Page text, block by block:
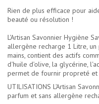
Rien de plus efficace pour
beauté ou résolution !
L'Artisan Savonnier Hygiène
allergène recharge 1 Litre,
mains, contient des actifs
d'huile d'olive, la glycérine,
permet de fournir propreté et
UTILISATIONS L'Artisan
parfum et sans allergène